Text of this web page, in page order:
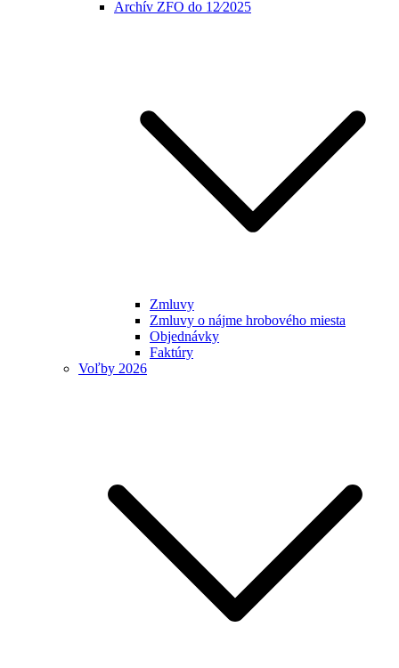
Archív ZFO do 12⁄2025
Zmluvy
Zmluvy o nájme hrobového miesta
Objednávky
Faktúry
Voľby 2026